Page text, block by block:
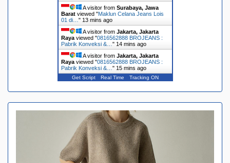
A visitor from Surabaya, Jawa
Baratviewed "Maklun Celana Jeans Lois
01 di… " 13 mins ago
A visitor from Jakarta, Jakarta
Rayaviewed "0816562888 BROJEANS :
Pabrik Konveksi &… " 14 mins ago
A visitor from Jakarta, Jakarta
Rayaviewed "0816562888 BROJEANS :
Pabrik Konveksi &… " 15 mins ago
Get Script Real Time Tracking ON